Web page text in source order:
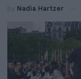
by Nadia Hartzer